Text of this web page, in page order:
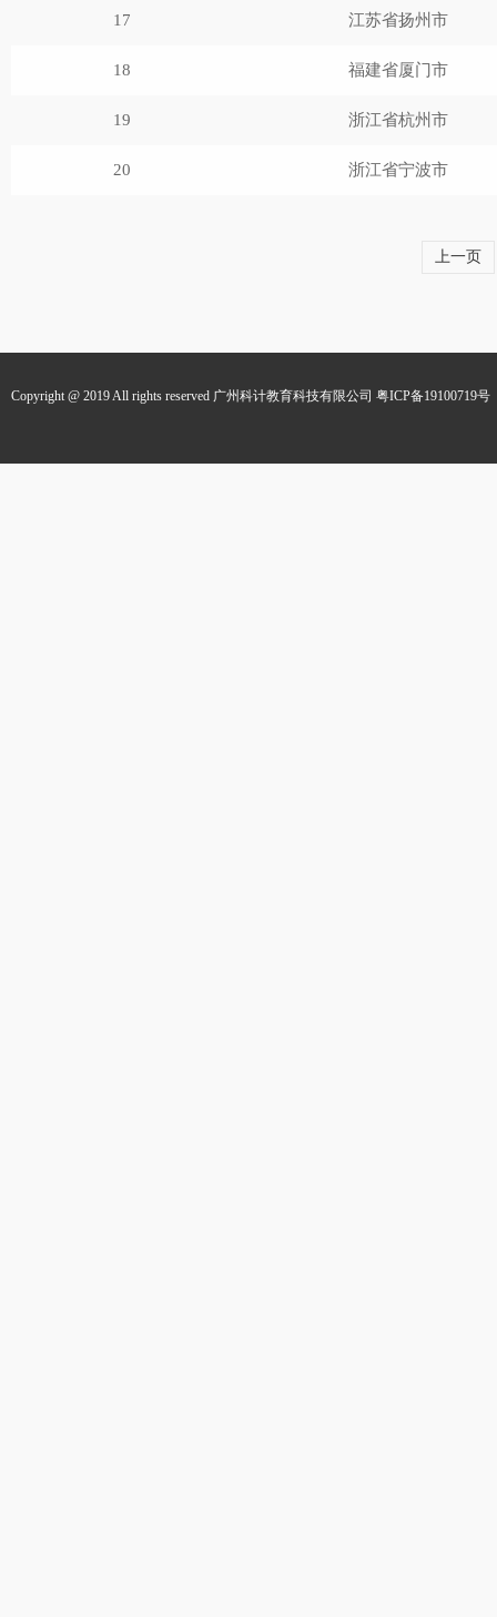
17 江苏省扬州市
18 福建省厦门市
19 浙江省杭州市
20 浙江省宁波市
上一页
Copyright @ 2019 All rights reserved 广州科计教育科技有限公司 粤ICP备19100719号